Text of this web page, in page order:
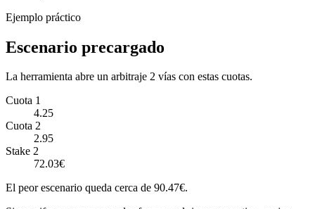
Ejemplo práctico
Escenario precargado
La herramienta abre un arbitraje 2 vías con estas cuotas.
Cuota 1
4.25
Cuota 2
2.95
Stake 2
72.03€
El peor escenario queda cerca de 90.47€.